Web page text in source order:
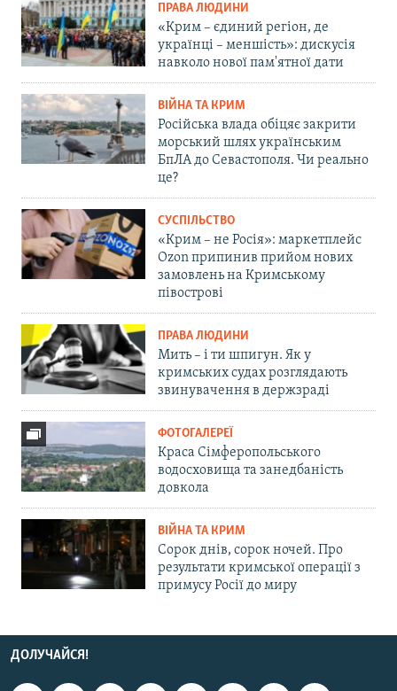
ПРАВА ЛЮДИНИ
«Крим – єдиний регіон, де
українці – меншість»: дискусія
навколо нової пам'ятної дати
ВІЙНА ТА КРИМ
Російська влада обіцяє закрити
морський шлях українським
БпЛА до Севастополя. Чи реально
це?
СУСПІЛЬСТВО
«Крим – не Росія»: маркетплейс
Ozon припинив прийом нових
замовлень на Кримському
півострові
ПРАВА ЛЮДИНИ
Мить – і ти шпигун. Як у
кримських судах розглядають
звинувачення в держзраді
ФОТОГАЛЕРЕЇ
Краса Сімферопольського
водосховища та занедбаність
довкола
ВІЙНА ТА КРИМ
Сорок днів, сорок ночей. Про
результати кримської операції з
примусу Росії до миру
ДОЛУЧАЙСЯ!